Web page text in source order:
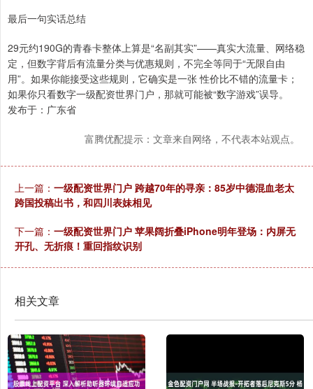
最后一句实话总结
29元约190G的青春卡整体上算是“名副其实”——真实大流量、网络稳
定，但数字背后有流量分类与优惠规则，不完全等同于“无限自由
用”。如果你能接受这些规则，它确实是一张 性价比不错的流量卡；
如果你只看数字一级配资世界门户，那就可能被“数字游戏”误导。
发布于：广东省
富腾优配提示：文章来自网络，不代表本站观点。
上一篇： 一级配资世界门户 跨越70年的寻亲：85岁中德混血老太
跨国投稿出书，和四川表妹相见
下一篇： 一级配资世界门户 苹果阔折叠iPhone明年登场：内屏无
开孔、无折痕！重回指纹识别
相关文章